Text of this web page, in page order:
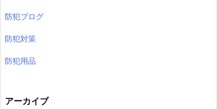
防犯ブログ
防犯対策
防犯用品
アーカイブ